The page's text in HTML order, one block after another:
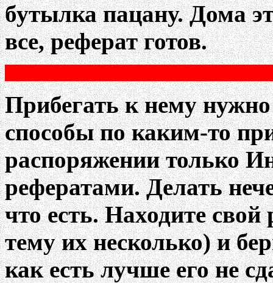
бутылка пацану. Дома
все, реферат готов.
Прибегать к нему
способы по каким-то
распоряжении только
рефератами. Делать
что есть. Находите
тему их несколько) и
как есть лучше его не